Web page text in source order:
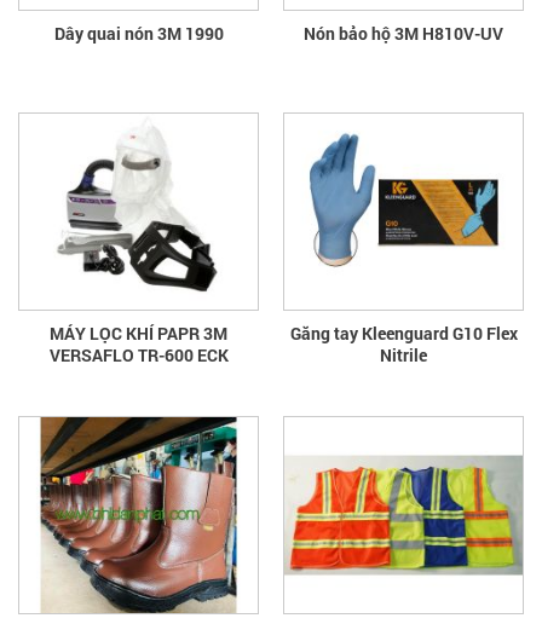
Dây quai nón 3M 1990 Nón bảo hộ 3M H810V-UV
MÁY LỌC KHÍ PAPR 3M
VERSAFLO TR-600 ECK
Găng tay Kleenguard G10 Flex
Nitrile